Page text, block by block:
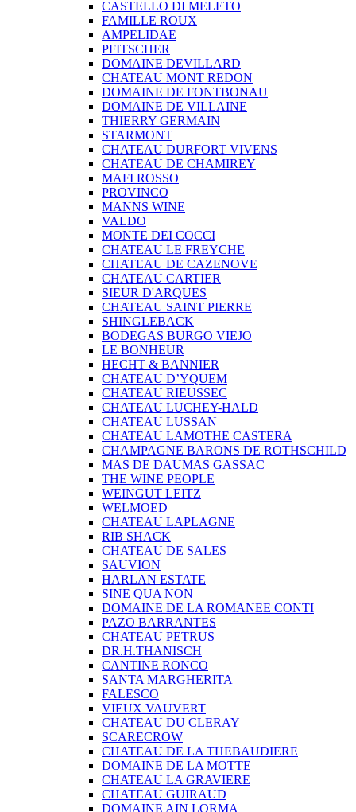
CASTELLO DI MELETO
FAMILLE ROUX
AMPELIDAE
PFITSCHER
DOMAINE DEVILLARD
CHATEAU MONT REDON
DOMAINE DE FONTBONAU
DOMAINE DE VILLAINE
THIERRY GERMAIN
STARMONT
CHATEAU DURFORT VIVENS
CHATEAU DE CHAMIREY
MAFI ROSSO
PROVINCO
MANNS WINE
VALDO
MONTE DEI COCCI
CHATEAU LE FREYCHE
CHATEAU DE CAZENOVE
CHATEAU CARTIER
SIEUR D'ARQUES
CHATEAU SAINT PIERRE
SHINGLEBACK
BODEGAS BURGO VIEJO
LE BONHEUR
HECHT & BANNIER
CHATEAU D’YQUEM
CHATEAU RIEUSSEC
CHATEAU LUCHEY-HALD
CHATEAU LUSSAN
CHATEAU LAMOTHE CASTERA
CHAMPAGNE BARONS DE ROTHSCHILD
MAS DE DAUMAS GASSAC
THE WINE PEOPLE
WEINGUT LEITZ
WELMOED
CHATEAU LAPLAGNE
RIB SHACK
CHATEAU DE SALES
SAUVION
HARLAN ESTATE
SINE QUA NON
DOMAINE DE LA ROMANEE CONTI
PAZO BARRANTES
CHATEAU PETRUS
DR.H.THANISCH
CANTINE RONCO
SANTA MARGHERITA
FALESCO
VIEUX VAUVERT
CHATEAU DU CLERAY
SCARECROW
CHATEAU DE LA THEBAUDIERE
DOMAINE DE LA MOTTE
CHATEAU LA GRAVIERE
CHATEAU GUIRAUD
DOMAINE AIN LORMA